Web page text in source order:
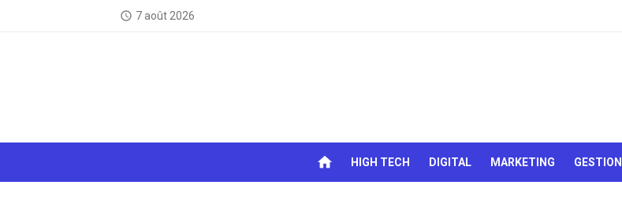
access_time 7 août 2026
chocolats…
home HIGH TECH DIGITAL MARKETING